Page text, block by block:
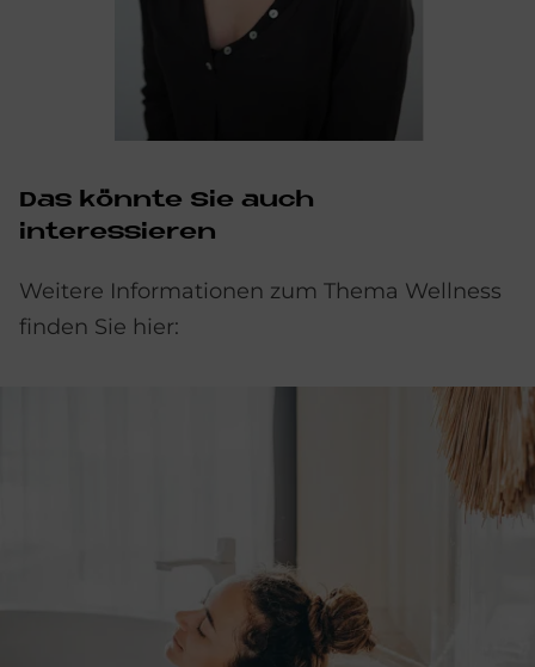
Das könnte Sie auch
interessieren
Weitere Informationen zum Thema Wellness
finden Sie hier: